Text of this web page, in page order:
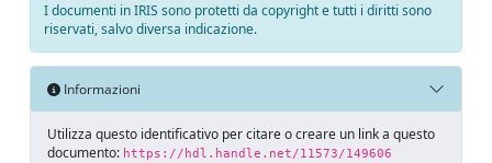
I documenti in IRIS sono protetti da copyright e tutti i diritti sono
riservati, salvo diversa indicazione.
Informazioni
Utilizza questo identificativo per citare o creare un link a questo
documento: https://hdl.handle.net/11573/149606